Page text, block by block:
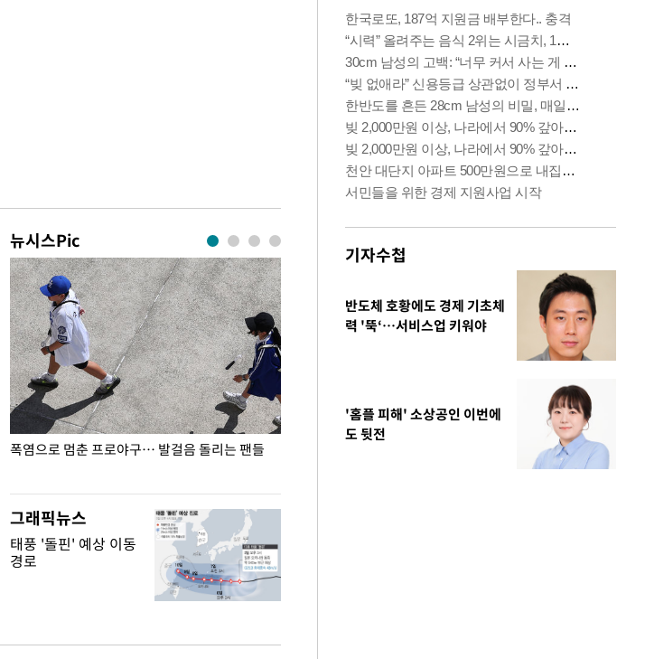
뉴시스Pic
폭염으로 멈춘 프로야구… 발걸음 돌리는 팬들
이 대통령, '청년 대책 속도 높여야…폭염 문제도 입추 코앞인데
그래픽뉴스
태풍 '돌핀' 예상 이동
경로
기자수첩
반도체 호황에도 경제 기초체
력 '뚝‘…서비스업 키워야
'홈플 피해' 소상공인 이번에
도 뒷전